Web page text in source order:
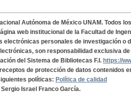
Autónoma de México UNAM. Todos
web institucional de la Facultad de
electrónicas personales de investigación o
son responsabilidad exclusiva
del Sistema de Bibliotecas F.I. https://
de protección de datos contenidos
políticas: Política de calidad
Israel Franco García.